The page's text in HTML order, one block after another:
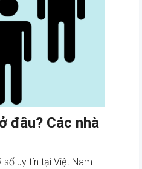
đâu? Các nhà
uy tín tại Việt Nam: